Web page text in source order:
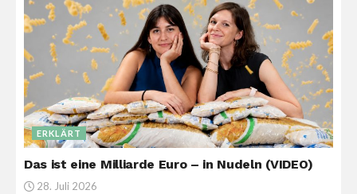
ERKLÄRT
Das ist eine Milliarde Euro – in Nudeln (VIDEO)
28. Juli 2026